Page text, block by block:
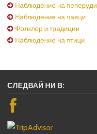
Наблюдение на пеперуди
Наблюдение на паяци
Фолклор и традиции
Наблюдение на птици
СЛЕДВАЙ НИ В: